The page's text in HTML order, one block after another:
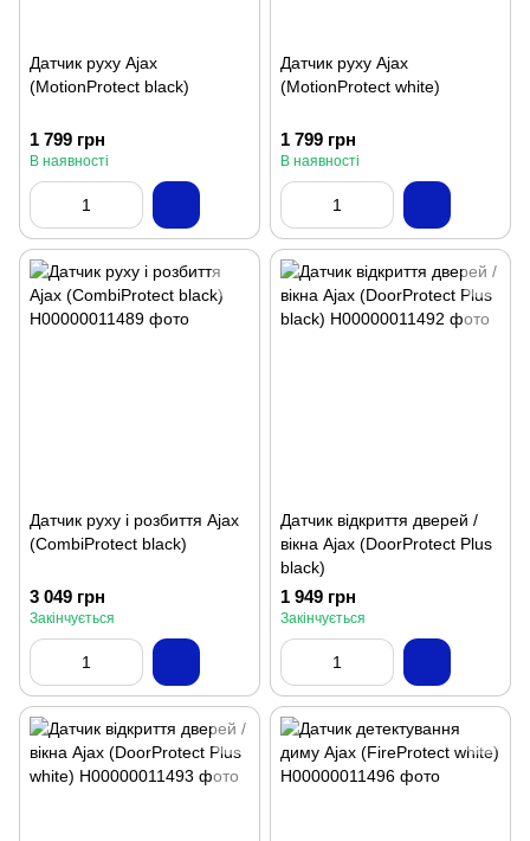
Датчик руху Ajax
(MotionProtect black)
1 799 грн
В наявності
Датчик руху Ajax
(MotionProtect white)
1 799 грн
В наявності
Датчик руху і розбиття Ajax
(CombiProtect black)
3 049 грн
Закінчується
Датчик відкриття дверей /
вікна Ajax (DoorProtect Plus
black)
1 949 грн
Закінчується